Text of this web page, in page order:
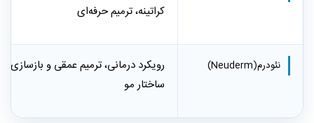
کراتینه، ترمیم حرفه‌ای
نئودرم(Neuderm)
رویکرد درمانی، ترمیم عمقی و بازسازی
ساختار مو